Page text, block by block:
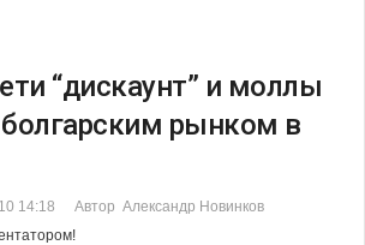
“дискаунт” и моллы
рынком в
14:18
Автор Александр Новинков